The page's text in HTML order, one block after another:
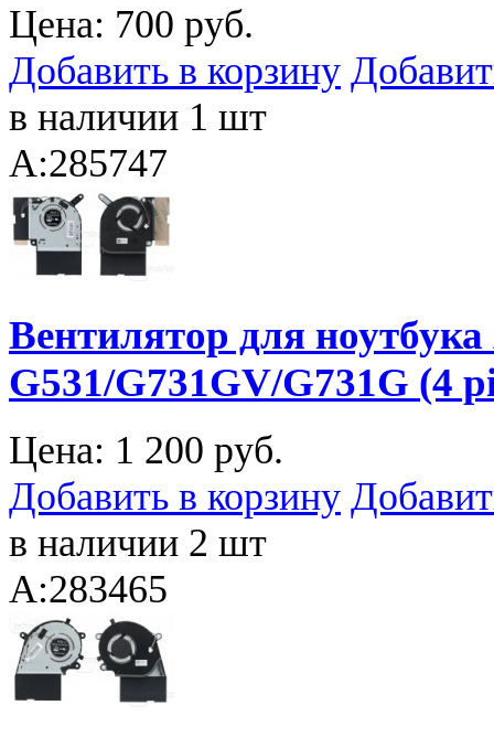
Цена: 700 руб.
Добавить в корзину
в наличии 1 шт
A:285747
Вентилятор для
G531/G731GV/G731G (4
Цена: 1 200 руб.
Добавить в корзину
в наличии 2 шт
A:283465